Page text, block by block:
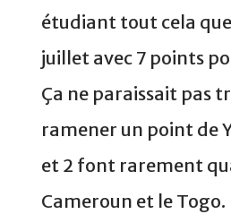
étudiant tout cela
juillet avec 7 points
Ça ne paraissait pas
ramener un point de
et 2 font rarement
Cameroun et le Togo.